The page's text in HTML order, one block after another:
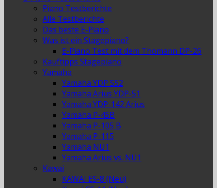
Piano Testberichte
Alle Testberichte
Das beste E-Piano
Was ist ein Stagepiano?
E-Piano Test mit dem Thomann DP-26
Kauftipps Stagepiano
Yamaha
Yamaha YDP S52
Yamaha Arius YDP-51
Yamaha YDP-142 Arius
Yamaha P-45B
Yamaha P-105 B
Yamaha P-115
Yamaha NU1
Yamaha Arius vs. NU1
Kawai
KAWAI ES-8 (Neu)